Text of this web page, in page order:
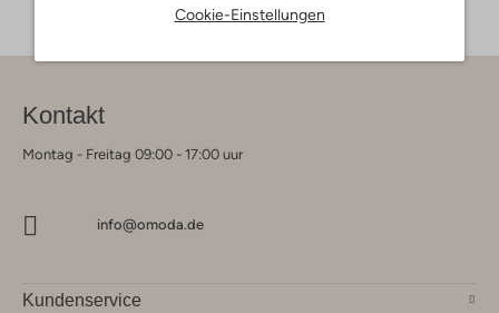
Cookie-Einstellungen
Kontakt
Montag - Freitag 09:00 - 17:00 uur
info@omoda.de
Kundenservice